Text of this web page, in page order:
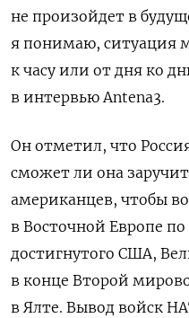
не произойдет в
я понимаю, ситуация
к часу или от дня ко
в интервью Antena3.
Он отметил, что
сможет ли она
американцев, чтобы
в Восточной Европе
достигнутого США,
в конце Второй
в Ялте. Вывод войск